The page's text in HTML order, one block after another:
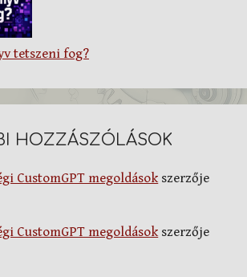
tetszeni fog?
HOZZÁSZÓLÁSOK
CustomGPT megoldásokszerzője
CustomGPT megoldásokszerzője